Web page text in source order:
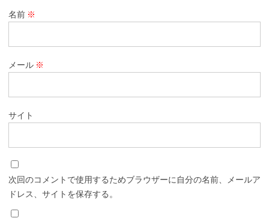
名前 ※
メール ※
サイト
次回のコメントで使用するためブラウザーに自分の名前、メールア
ドレス、サイトを保存する。